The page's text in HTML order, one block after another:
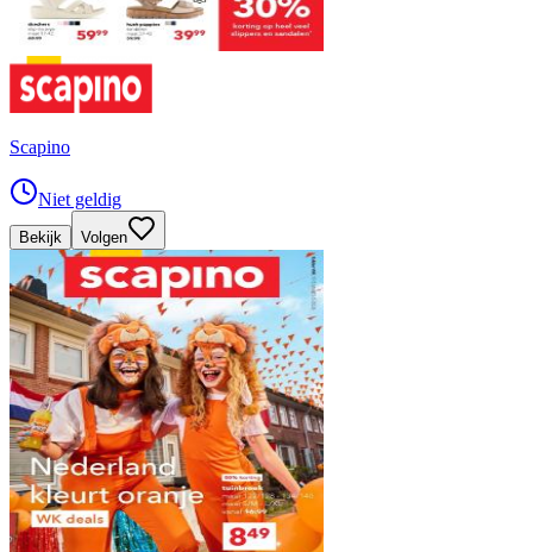
Scapino
Niet geldig
Bekijk Volgen